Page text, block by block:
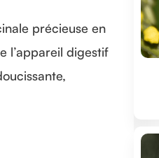
précieuse en
l’appareil digestif